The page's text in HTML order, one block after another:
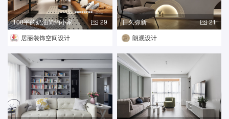
100平的奶油简约小家
29
居丽装饰空间设计
日久弥新
21
朗观设计